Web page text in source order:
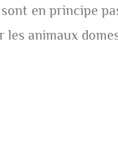
en principe
les animaux